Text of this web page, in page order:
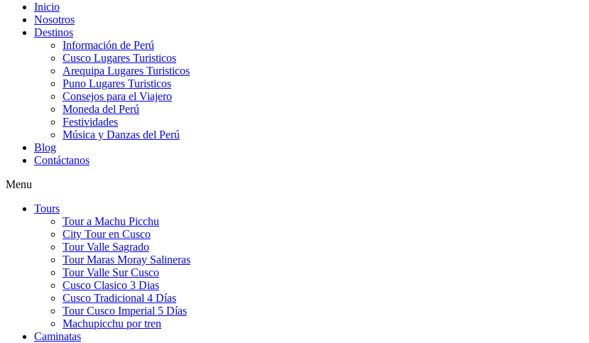
Inicio
Nosotros
Destinos
Información de Perú
Cusco Lugares Turisticos
Arequipa Lugares Turisticos
Puno Lugares Turisticos
Consejos para el Viajero
Moneda del Perú
Festividades
Música y Danzas del Perú
Blog
Contáctanos
Menu
Tours
Tour a Machu Picchu
City Tour en Cusco
Tour Valle Sagrado
Tour Maras Moray Salineras
Tour Valle Sur Cusco
Cusco Clasico 3 Dias
Cusco Tradicional 4 Días
Tour Cusco Imperial 5 Días
Machupicchu por tren
Caminatas